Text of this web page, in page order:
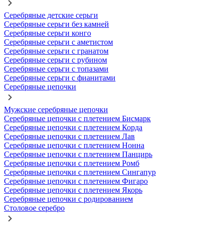
Серебряные детские серьги
Серебряные серьги без камней
Серебряные серьги конго
Серебряные серьги с аметистом
Серебряные серьги с гранатом
Серебряные серьги с рубином
Серебряные серьги с топазами
Серебряные серьги с фианитами
Серебряные цепочки
Мужские серебряные цепочки
Серебряные цепочки с плетением Бисмарк
Серебряные цепочки с плетением Корда
Серебряные цепочки с плетением Лав
Серебряные цепочки с плетением Нонна
Серебряные цепочки с плетением Панцирь
Серебряные цепочки с плетением Ромб
Серебряные цепочки с плетением Сингапур
Серебряные цепочки с плетением Фигаро
Серебряные цепочки с плетением Якорь
Серебряные цепочки с родированием
Столовое серебро